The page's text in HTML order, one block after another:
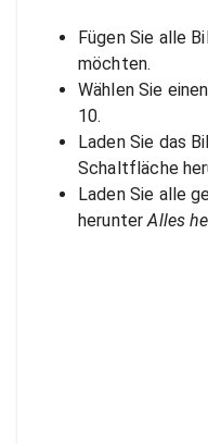
Fügen Sie alle
möchten.
Wählen Sie
10.
Laden Sie das
Schaltfläche
Laden Sie alle
herunterAlles